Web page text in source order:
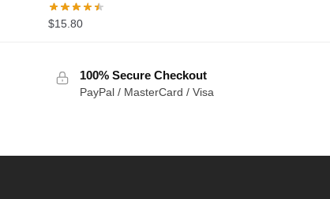
Soft Case
$15.80
100% Secure Checkout
PayPal / MasterCard / Visa